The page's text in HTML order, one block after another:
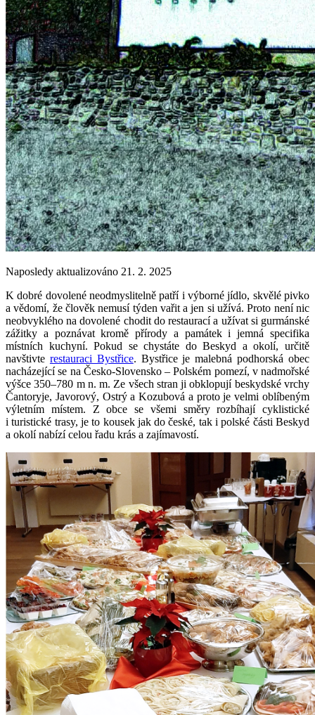
Naposledy aktualizováno 21. 2. 2025
K dobré dovolené neodmyslitelně patří i výborné jídlo, skvělé pivko
a vědomí, že člověk nemusí týden vařit a jen si užívá. Proto není nic
neobvyklého na dovolené chodit do restaurací a užívat si gurmánské
zážitky a poznávat kromě přírody a památek i jemná specifika
místních kuchyní. Pokud se chystáte do Beskyd a okolí, určitě
navštivte restauraci Bystřice. Bystřice je malebná podhorská obec
nacházející se na Česko-Slovensko – Polském pomezí, v nadmořské
výšce 350–780 m n. m. Ze všech stran ji obklopují beskydské vrchy
Čantoryje, Javorový, Ostrý a Kozubová a proto je velmi oblíbeným
výletním místem. Z obce se všemi směry rozbíhají cyklistické
i turistické trasy, je to kousek jak do české, tak i polské části Beskyd
a okolí nabízí celou řadu krás a zajímavostí.